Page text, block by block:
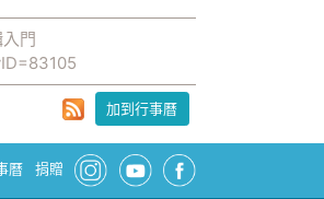
門
加到行事曆
曆 捐贈